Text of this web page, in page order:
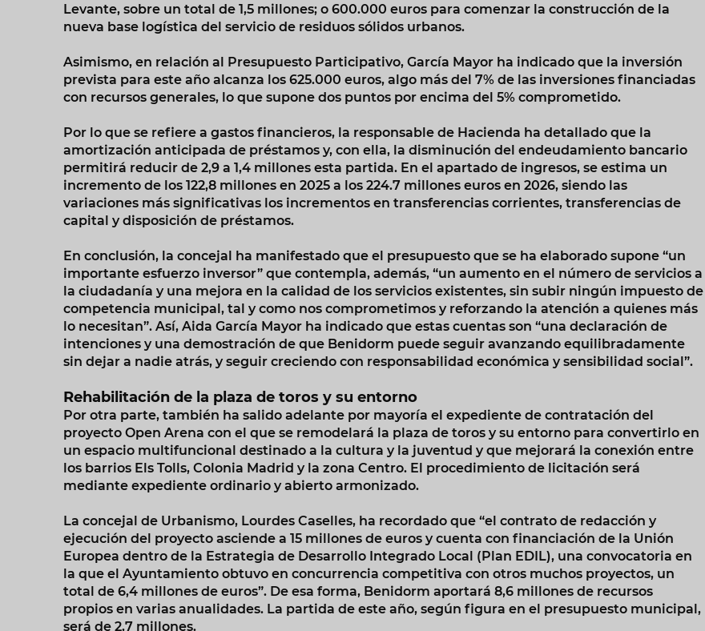
Levante, sobre un total de 1,5 millones; o 600.000 euros para comenzar la construcción de la
nueva base logística del servicio de residuos sólidos urbanos.
Asimismo, en relación al Presupuesto Participativo, García Mayor ha indicado que la inversión
prevista para este año alcanza los 625.000 euros, algo más del 7% de las inversiones financiadas
con recursos generales, lo que supone dos puntos por encima del 5% comprometido.
Por lo que se refiere a gastos financieros, la responsable de Hacienda ha detallado que la
amortización anticipada de préstamos y, con ella, la disminución del endeudamiento bancario
permitirá reducir de 2,9 a 1,4 millones esta partida. En el apartado de ingresos, se estima un
incremento de los 122,8 millones en 2025 a los 224.7 millones euros en 2026, siendo las
variaciones más significativas los incrementos en transferencias corrientes, transferencias de
capital y disposición de préstamos.
En conclusión, la concejal ha manifestado que el presupuesto que se ha elaborado supone “un
importante esfuerzo inversor” que contempla, además, “un aumento en el número de servicios a
la ciudadanía y una mejora en la calidad de los servicios existentes, sin subir ningún impuesto de
competencia municipal, tal y como nos comprometimos y reforzando la atención a quienes más
lo necesitan”. Así, Aida García Mayor ha indicado que estas cuentas son “una declaración de
intenciones y una demostración de que Benidorm puede seguir avanzando equilibradamente
sin dejar a nadie atrás, y seguir creciendo con responsabilidad económica y sensibilidad social”.
Rehabilitación de la plaza de toros y su entorno
Por otra parte, también ha salido adelante por mayoría el expediente de contratación del
proyecto Open Arena con el que se remodelará la plaza de toros y su entorno para convertirlo en
un espacio multifuncional destinado a la cultura y la juventud y que mejorará la conexión entre
los barrios Els Tolls, Colonia Madrid y la zona Centro. El procedimiento de licitación será
mediante expediente ordinario y abierto armonizado.
La concejal de Urbanismo, Lourdes Caselles, ha recordado que “el contrato de redacción y
ejecución del proyecto asciende a 15 millones de euros y cuenta con financiación de la Unión
Europea dentro de la Estrategia de Desarrollo Integrado Local (Plan EDIL), una convocatoria en
la que el Ayuntamiento obtuvo en concurrencia competitiva con otros muchos proyectos, un
total de 6,4 millones de euros”. De esa forma, Benidorm aportará 8,6 millones de recursos
propios en varias anualidades. La partida de este año, según figura en el presupuesto municipal,
será de 2,7 millones.